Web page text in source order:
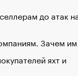
до атак
Зачем
яхт и